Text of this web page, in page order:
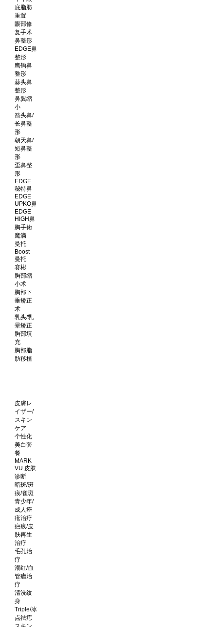
底脂肪
重置
眼部修
复手术
鼻整形
EDGE鼻
整形
鹰钩鼻
整形
蒜头鼻
整形
鼻翼缩
小
箭头鼻/
长鼻整
形
朝天鼻/
短鼻整
形
歪鼻整
形
EDGE
秘特鼻
EDGE
UPKO鼻
EDGE
HIGH鼻
胸手術
魔滴
曼托
Boost
曼托
赛彬
胸部缩
小术
胸部下
垂矫正
术
乳头/乳
晕矫正
胸部填
充
胸部脂
肪移植
皮膚レ
イザー/
スキン
ケア
个性化
美白套
餐
MARK
VU 皮肤
诊断
暗斑/斑
痕/雀斑
青少年/
成人痤
疮治疗
疤痕/皮
肤再生
治疗
毛孔治
疗
潮红/血
管瘤治
疗
清洗纹
身
Triple/冰
点祛痣